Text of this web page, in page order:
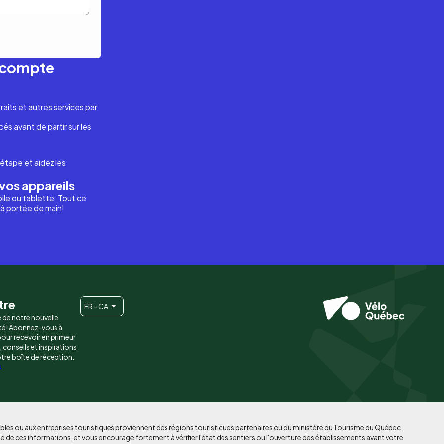
et autres services par
avant de partir sur les
et aidez les
appareils
ou tablette. Tout ce
portée de main!
de notre nouvelle
Abonnez-vous à
recevoir en primeur
conseils et inspirations
boîte de réception.
FR - CA
ou aux entreprises touristiques proviennent des régions touristiques partenaires ou du ministère du Tourisme du Québec.
de ces informations, et vous encourage fortement à vérifier l'état des sentiers ou l'ouverture des établissements avant votre